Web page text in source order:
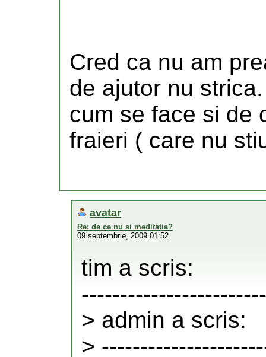
Cred ca nu am
de ajutor nu
cum se face si de
fraieri ( care nu
avatar
Re: de ce nu si meditatia?
09 septembrie, 2009 01:52
tim a scris:
> admin a scris:
>